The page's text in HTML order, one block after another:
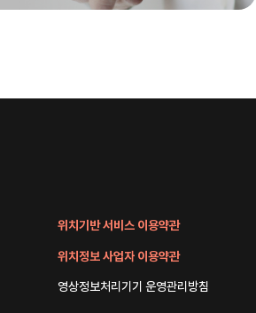
위치기반 서비스 이용약관
위치정보 사업자 이용약관
영상정보처리기기 운영관리방침